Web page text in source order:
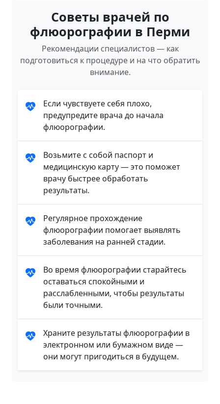
Советы врачей по
флюорографии в Перми
Рекомендации специалистов — как
подготовиться к процедуре и на что обратить
внимание.
Если чувствуете себя плохо,
предупредите врача до начала
флюорографии.
Возьмите с собой паспорт и
медицинскую карту — это поможет
врачу быстрее обработать
результаты.
Регулярное прохождение
флюорографии помогает выявлять
заболевания на ранней стадии.
Во время флюорографии старайтесь
оставаться спокойными и
расслабленными, чтобы результаты
были точными.
Храните результаты флюорографии в
электронном или бумажном виде —
они могут пригодиться в будущем.